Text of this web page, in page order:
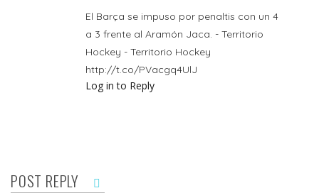
El Barça se impuso por penaltis con un 4
a 3 frente al Aramón Jaca. - Territorio
Hockey - Territorio Hockey
http://t.co/PVacgq4UlJ
Log in to Reply
POST REPLY